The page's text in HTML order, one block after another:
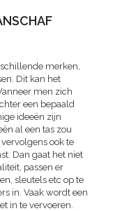
merken,
Dit kan het
men zich
een bepaald
ideeën zijn
al een tas zou
ook te
Dan gaat het niet
passen er
sleutels etc op te
in. Vaak wordt een
in te vervoeren.